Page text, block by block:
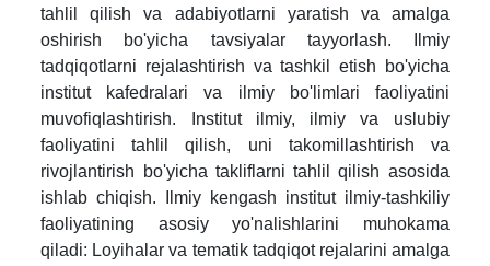
tahlil qilish va adabiyotlarni yaratish va amalga
oshirish bo'yicha tavsiyalar tayyorlash.
Ilmiy
tadqiqotlarni rejalashtirish va tashkil etish bo'yicha
institut kafedralari va ilmiy bo'limlari faoliyatini
muvofiqlashtirish.
Institut ilmiy, ilmiy va uslubiy
faoliyatini tahlil qilish, uni takomillashtirish va
rivojlantirish bo'yicha takliflarni tahlil qilish asosida
ishlab chiqish.
Ilmiy kengash institut ilmiy-tashkiliy
faoliyatining asosiy yo'nalishlarini muhokama
qiladi: Loyihalar va tematik tadqiqot rejalarini amalga